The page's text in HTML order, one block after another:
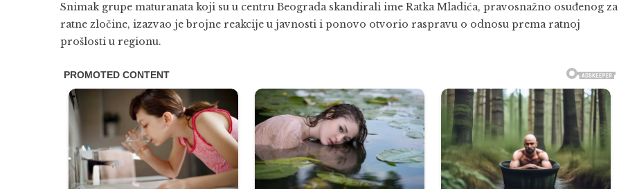
Snimak grupe maturanata koji su u centru Beograda skandirali ime Ratka Mladića, pravosnažno osuđenog za
ratne zločine, izazvao je brojne reakcije u javnosti i ponovo otvorio raspravu o odnosu prema ratnoj
prošlosti u regionu.